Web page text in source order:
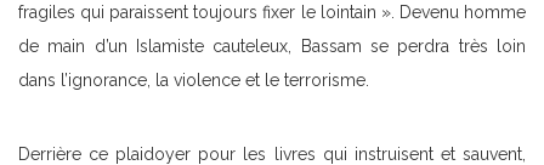
fragiles qui paraissent toujours fixer le lointain ». Devenu homme
de main d’un Islamiste cauteleux, Bassam se perdra très loin
dans l’ignorance, la violence et le terrorisme.
Derrière ce plaidoyer pour les livres qui instruisent et sauvent,